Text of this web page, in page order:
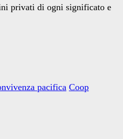
privati di ogni significato e
pacifica Coop